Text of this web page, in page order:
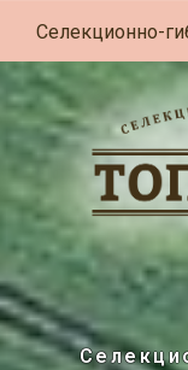
Селекционно-